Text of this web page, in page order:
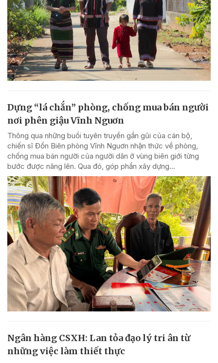
Dựng “lá chắn” phòng, chống mua bán người
nơi phên giậu Vĩnh Nguơn
Thông qua những buổi tuyên truyền gần gũi của cán bộ,
chiến sĩ Đồn Biên phòng Vĩnh Nguơn nhận thức về phòng,
chống mua bán người của người dân ở vùng biên giới từng
bước được nâng lên. Qua đó, góp phần xây dựng...
Ngân hàng CSXH: Lan tỏa đạo lý tri ân từ
những việc làm thiết thực